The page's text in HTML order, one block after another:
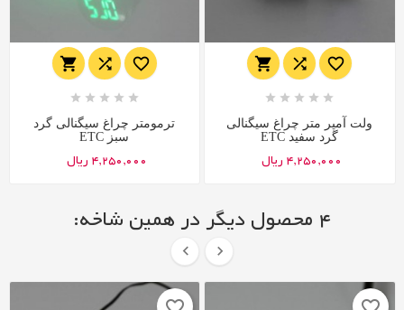
  
    
ترمومتر چراغ سیگنالی گرد
سبز ETC
4,250,000 ریال
  
    
ولت آمپر متر چراغ سیگنالی
گرد سفید ETC
4,250,000 ریال
4 محصول دیگر در همین شاخه:
 